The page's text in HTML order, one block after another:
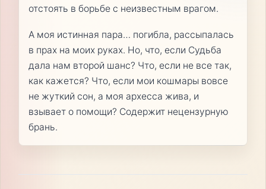
отстоять в борьбе с неизвестным врагом.
А моя истинная пара… погибла, рассыпалась
в прах на моих руках. Но, что, если Судьба
дала нам второй шанс? Что, если не все так,
как кажется? Что, если мои кошмары вовсе
не жуткий сон, а моя архесса жива, и
взывает о помощи? Содержит нецензурную
брань.